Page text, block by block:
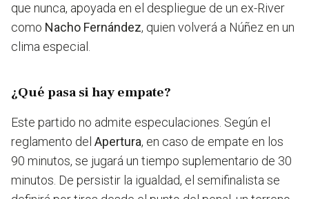
que nunca, apoyada en el despliegue de un ex-River
como Nacho Fernández, quien volverá a Núñez en un
clima especial.
¿Qué pasa si hay empate?
Este partido no admite especulaciones. Según el
reglamento del Apertura, en caso de empate en los
90 minutos, se jugará un tiempo suplementario de 30
minutos. De persistir la igualdad, el semifinalista se